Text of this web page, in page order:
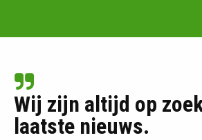
Wij zijn altijd op
laatste nieuws.